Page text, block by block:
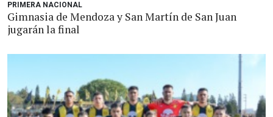
PRIMERA NACIONAL
Gimnasia de Mendoza y San Martín de San Juan
jugarán la final